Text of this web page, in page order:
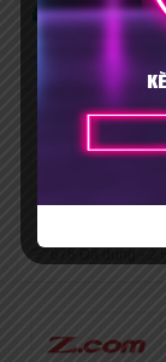
Exclusive:Mã
1830 Đã dùng -